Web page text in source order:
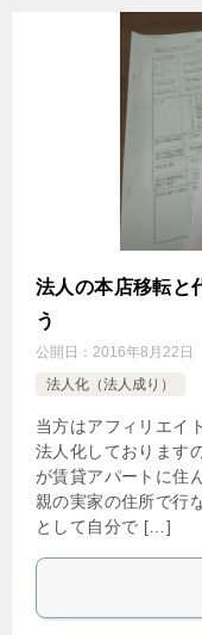
法人の本店移転と
う
公開日： 2016年8月22日
法人化（法人成り）
当方はアフィリエイ
法人化しております
が賃貸アパートに住
親の実家の住所で行
として自分で […]